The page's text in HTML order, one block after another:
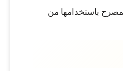
باستخدامها من